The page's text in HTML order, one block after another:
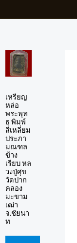
เหรียญ
หล่อ
พระพุท
ธ พิมพ์
สี่เหลี่ยม
ประภา
มณฑล
ข้าง
เรียบ หล
วงปู่ศุข
วัดปาก
คลอง
มะขาม
เฒ่า
จ.ชัยนา
ท